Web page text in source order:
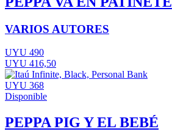
VARIOS AUTORES
UYU 490
UYU 416,50
UYU 368
Disponible
PEPPA PIG Y EL BEBÉ